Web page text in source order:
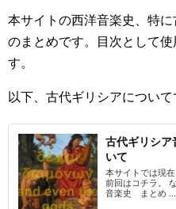
本サイトの西洋音楽史、特
のまとめです。目次として
す。
以下、古代ギリシアについて
古代ギリシア
いて
本サイトでは現
前回はコチラ。
音楽史 まとめ ...